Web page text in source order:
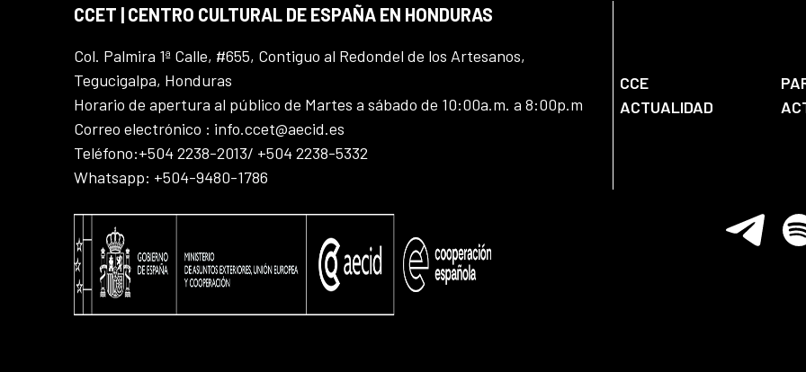
CCET | CENTRO CULTURAL DE ESPAÑA EN HONDURAS
Col. Palmira 1ª Calle, #655, Contiguo al Redondel de los Artesanos,
Tegucigalpa, Honduras
Horario de apertura al público de Martes a sábado de 10:00a.m. a 8:00p.m
Correo electrónico : info.ccet@aecid.es
Teléfono:+504 2238-2013/ +504 2238-5332
Whatsapp: +504-9480-1786
CCE
ACTUALIDAD
Telegram